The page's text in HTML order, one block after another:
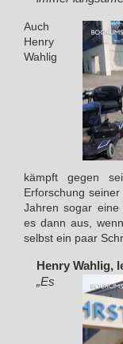
Auch
Henry
Wahlig
kämpft gegen
Erforschung
Jahren sogar
es dann aus,
selbst ein paar
Henry Wahlig,
„Es